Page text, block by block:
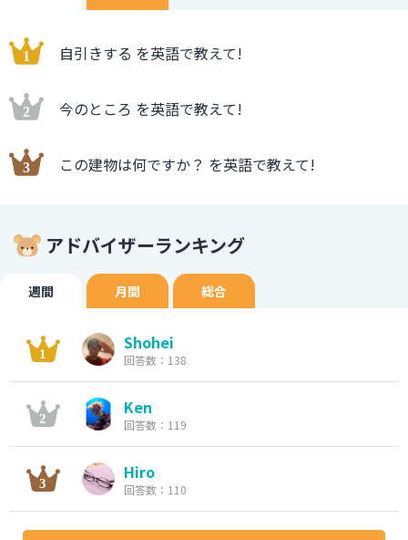
自引きする を英語で教えて!
今のところ を英語で教えて!
この建物は何ですか？ を英語で教えて!
アドバイザーランキング
週間 月間 総合
Shohei
回答数：138
Ken
回答数：119
Hiro
回答数：110